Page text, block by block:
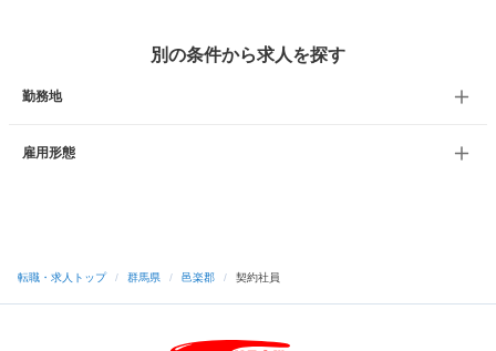
別の条件から求人を探す
勤務地
雇用形態
転職・求人トップ / 群馬県 / 邑楽郡 / 契約社員